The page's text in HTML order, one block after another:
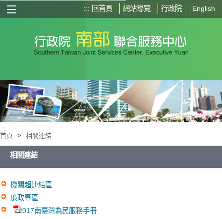
::: 回首頁 網站導覽 行政院 English
選單按鈕
:::
首頁 > 相關連結
相關連結
機關超連結區
廉政專區
2017南臺灣為民服務手冊